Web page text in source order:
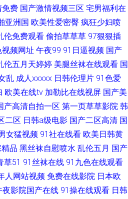
免费 国产激情视频三区 宅男福利在
亚洲国 欧美性爱密臀 疯狂少妇喷
伦免费观看 偷拍草草草 97狠狠插
频网址 午夜99 91日逼视频 国产
伦五月天婷婷 美腿丝袜在线观看 国
乱 成人xxxxx 日韩伦理片 91色爱
欧美在线tv 加勒比在线视屏 国产美
产高清自拍一区 第一页草草影院 韩
二区 日韩a级电影 国产二区高清 国
女猛视频 91社在线看 欧美日韩黄
品 黑丝袜自慰喷水 乱伦五月 国产
草51 91丝袜在线 91九色在线观看
人网站视频 免费在线影院 日本欧
夜影院国产在线 91操在线观看 日韩